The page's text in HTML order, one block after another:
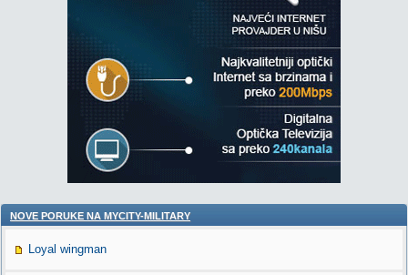
NOVE PORUKE NA MYCITY-MILITARY
Loyal wingman